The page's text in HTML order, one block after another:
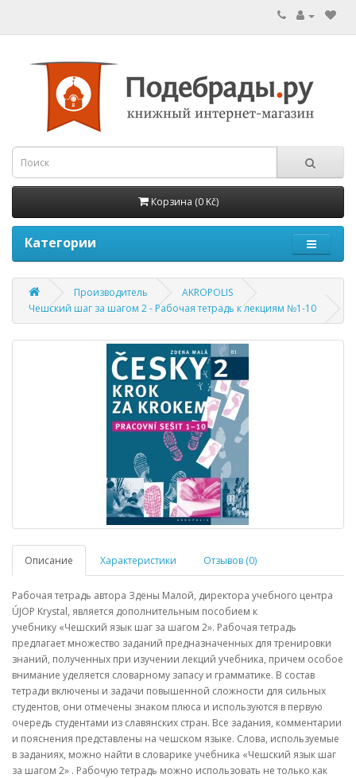
Корзина (0 Kč)
Категории
Производитель
AKROPOLIS
Чешский шаг за шагом 2 - Рабочая тетрадь к лекциям №1-10
Описание Характеристики Отзывов (0)
Рабочая тетрадь автора Здены Малой, директора учебного центра
ÚJOP Krystal, является дополнительным пособием к
учебнику «Чешский язык шаг за шагом 2». Рабочая тетрадь
предлагает множество заданий предназначенных для тренировки
знаний, полученных при изучении лекций учебника, причем особое
внимание уделяется словарному запасу и грамматике. В состав
тетради включены и задачи повышенной сложности для сильных
студентов, они отмечены знаком плюса и используются в первую
очередь студентами из славянских стран. Все задания, комментарии
и пояснения представлены на чешском языке. Слова, используемые
в заданиях, можно найти в словарике учебника «Чешский язык шаг
за шагом 2» . Рабочую тетрадь можно использовать не только как